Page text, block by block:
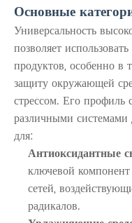
Основные
Универсальность
позволяет
продуктов, особенно в
защиту окружающей
стрессом. Его профиль
различными
для:
Антиоксидантные
ключевой
сетей,
радикалов.